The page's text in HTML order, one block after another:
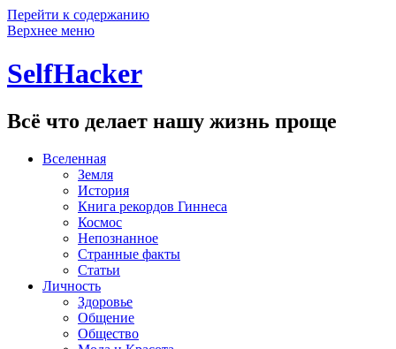
Перейти к содержанию
Верхнее меню
SelfHacker
Всё что делает нашу жизнь проще
Вселенная
Земля
История
Книга рекордов Гиннеса
Космос
Непознанное
Странные факты
Статьи
Личность
Здоровье
Общение
Общество